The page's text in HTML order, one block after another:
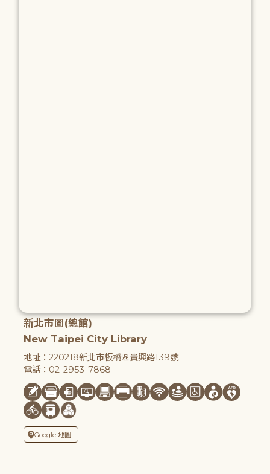
新北市圖(總館)
New Taipei City Library
地址：220218新北市板橋區貴興路139號
電話：02-2953-7868
Google 地圖